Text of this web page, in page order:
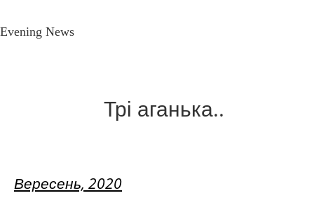
Evening News
Трі аганька..
Вересень, 2020